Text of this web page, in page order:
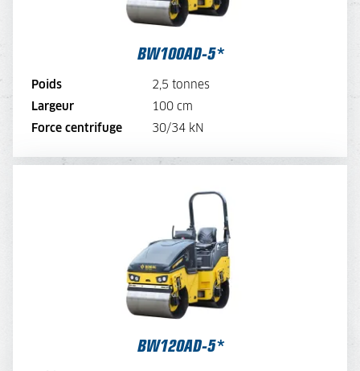
BW100AD-5*
Poids
2,5 tonnes
Largeur
100 cm
Force centrifuge
30/34 kN
LOUER MAINTENANT
BW120AD-5*
BW120AD-5*
92,-
69,-
*électrique sur demande